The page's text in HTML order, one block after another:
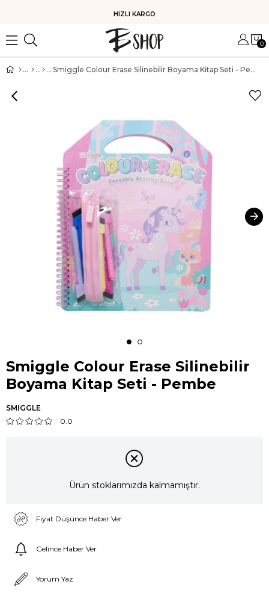
HIZLI KARGO
0
Smiggle Colour Erase Silinebilir Boyama Kitap Seti - Pembe
Smiggle Colour Erase Silinebilir
Boyama Kitap Seti - Pembe
SMIGGLE
0.0
Ürün stoklarımızda kalmamıştır.
Fiyat Düşünce Haber Ver
Gelince Haber Ver
Yorum Yaz